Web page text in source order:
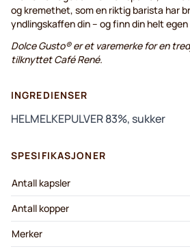
og kremethet, som en riktig barista har
yndlingskaffen din – og finn din helt
Dolce Gusto® er et varemerke for en
tilknyttet Café René.
INGREDIENSER
HELMELKEPULVER 83%, sukker
SPESIFIKASJONER
Antall kapsler
Antall kopper
Merker